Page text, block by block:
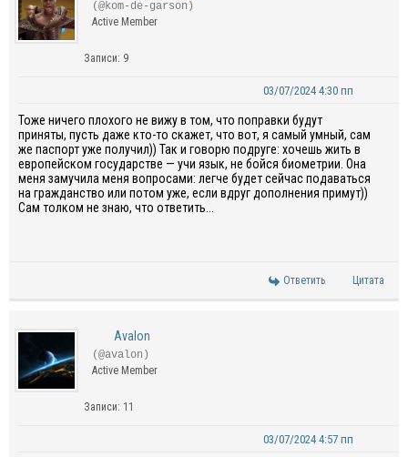
(@kom-de-garson)
Active Member
Записи: 9
03/07/2024 4:30 пп
Тоже ничего плохого не вижу в том, что поправки будут
приняты, пусть даже кто-то скажет, что вот, я самый умный, сам
же паспорт уже получил)) Так и говорю подруге: хочешь жить в
европейском государстве — учи язык, не бойся биометрии. Она
меня замучила меня вопросами: легче будет сейчас подаваться
на гражданство или потом уже, если вдруг дополнения примут))
Сам толком не знаю, что ответить...
Ответить Цитата
Avalon
(@avalon)
Active Member
Записи: 11
03/07/2024 4:57 пп